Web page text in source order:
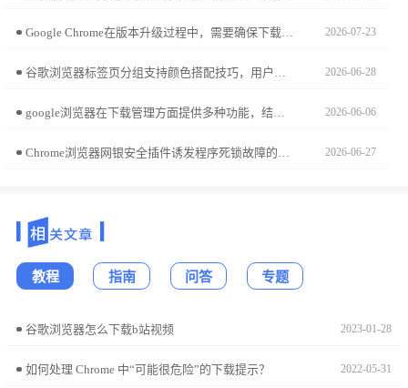
Google Chrome在版本升级过程中，需要确保下载包与系统环境及现有插件兼容。合理选择版本并参考官方更新日志，可有效避免安装冲突，提高浏览器稳定性与性能表现。 2026-07-23
谷歌浏览器标签页分组支持颜色搭配技巧，用户通过方法可高效分类标签页，实现快速切换和多任务处理优化。 2026-06-28
google浏览器在下载管理方面提供多种功能，结合优化操作技巧与方法，用户可更合理地调度任务并提升整体下载效率。 2026-06-06
Chrome浏览器网银安全插件诱发程序死锁故障的排查指南。通过锁定图形渲染冲突与沙箱策略审计，稳健修复因金融级安全接口调用引发的进程卡死现象。 2026-06-27
教程 指南 问答 专题
谷歌浏览器怎么下载b站视频 2023-01-28
如何处理 Chrome 中“可能很危险”的下载提示？ 2022-05-31